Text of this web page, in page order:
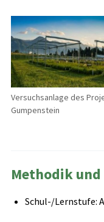
Versuchsanlage des
Gumpenstein
Methodik
Schul-/Lernstufe: